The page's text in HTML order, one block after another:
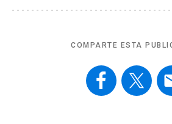
COMPARTE ESTA